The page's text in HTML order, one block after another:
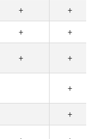
+
+
+
+
+ +
+
+